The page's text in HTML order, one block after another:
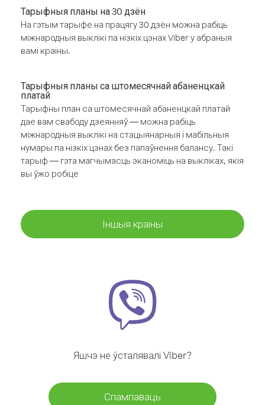
Тарыфныя планы на 30 дзён
На гэтым тарыфе на працягу 30 дзён можна рабіць
міжнародныя выклікі па нізкіх цэнах Viber у абраныя
вамі краіны.
Тарыфныя планы са штомесячнай абаненцкай
платай
Тарыфны план са штомесячнай абаненцкай платай
дае вам свабоду дзеянняў — можна рабіць
міжнародныя выклікі на стацыянарныя і мабільныя
нумары па нізкіх цэнах без папаўнення балансу. Такі
тарыф — гэта магчымасць эканоміць на выкліках, якія
вы ўжо робіце
Іншыя краіны
Яшчэ не ўсталявалі Viber?
Спампаваць